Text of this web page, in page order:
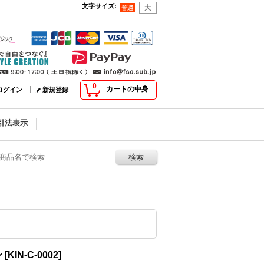
文字サイズ:
0 カートの中身
グイン 新規登録
法表示
[KIN-C-0002]